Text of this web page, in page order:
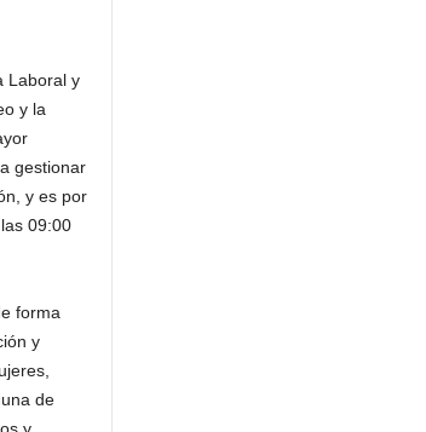
Laboral y
y la
gestionar
y es por
09:00
forma
y
de